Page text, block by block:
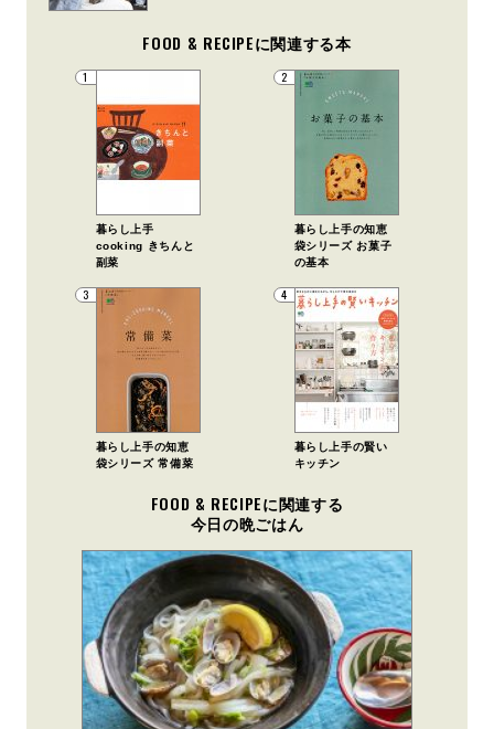
FOOD & RECIPEに関連する本
1
暮らし上手
cooking きちんと
副菜
2
暮らし上手の知恵
袋シリーズ お菓子
の基本
3
暮らし上手の知恵
袋シリーズ 常備菜
4
暮らし上手の賢い
キッチン
FOOD & RECIPEに関連する
今日の晩ごはん